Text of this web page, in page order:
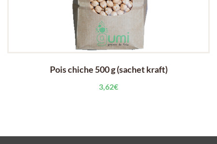
Pois chiche 500 g (sachet kraft)
3,62€